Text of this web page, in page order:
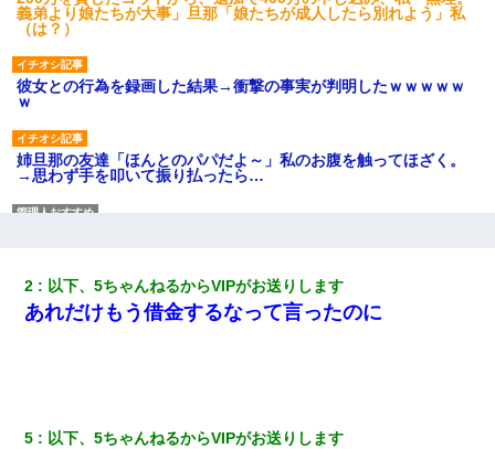
義弟より娘たちが大事」旦那「娘たちが成人したら別れよう」私
（は？）
彼女との行為を録画した結果→衝撃の事実が判明したｗｗｗｗｗ
ｗ
姉旦那の友達「ほんとのパパだよ～」私のお腹を触ってほざく。
→思わず手を叩いて振り払ったら…
隣の部屋の住民の母親、オートロックを突破してマンションに入
り込んできたみたいで、ずっとドアの前で喚いてて滅茶苦茶うる
さかった。
2 以下、5ちゃんねるからVIPがお送りします
あれだけもう借金するなって言ったのに
5 以下、5ちゃんねるからVIPがお送りします